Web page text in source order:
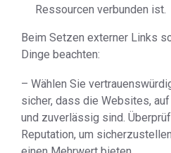
Ressourcen verbunden ist.
Beim Setzen externer Links
Dinge beachten:
– Wählen Sie
sicher, dass die Websites,
und zuverlässig sind.
Reputation, um